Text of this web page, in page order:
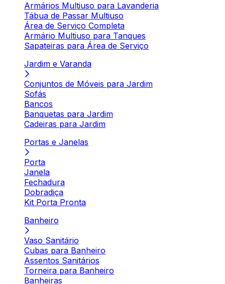
Armários Multiuso para Lavanderia
Tábua de Passar Multiuso
Área de Serviço Completa
Armário Multiuso para Tanques
Sapateiras para Área de Serviço
Jardim e Varanda
Conjuntos de Móveis para Jardim
Sofás
Bancos
Banquetas para Jardim
Cadeiras para Jardim
Portas e Janelas
Porta
Janela
Fechadura
Dobradiça
Kit Porta Pronta
Banheiro
Vaso Sanitário
Cubas para Banheiro
Assentos Sanitários
Torneira para Banheiro
Banheiras